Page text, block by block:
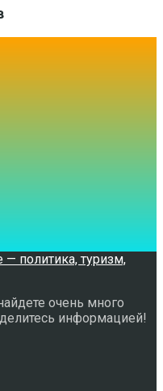
очень много
делитесь информацией!